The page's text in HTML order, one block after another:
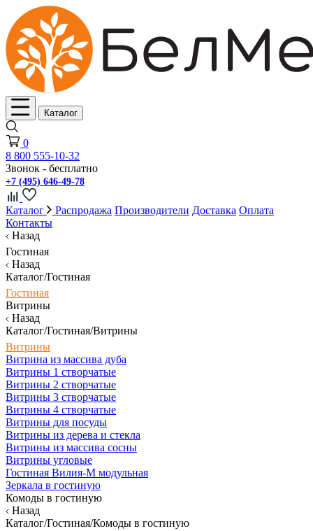
Каталог
0
8 800 555-10-32
Звонок - бесплатно
+7 (495) 646-49-78
Каталог Распродажа Производители Доставка Оплата
Контакты
Назад
Гостиная
Назад
Каталог/Гостиная
Гостиная
Витрины
Назад
Каталог/Гостиная/Витрины
Витрины
Витрина из массива дуба
Витрины 1 створчатые
Витрины 2 створчатые
Витрины 3 створчатые
Витрины 4 створчатые
Витрины для посуды
Витрины из дерева и стекла
Витрины из массива сосны
Витрины угловые
Гостиная Вилия-М модульная
Зеркала в гостиную
Комоды в гостиную
Назад
Каталог/Гостиная/Комоды в гостиную